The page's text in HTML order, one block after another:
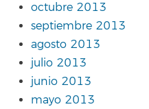
octubre 2013
septiembre 2013
agosto 2013
julio 2013
junio 2013
mayo 2013